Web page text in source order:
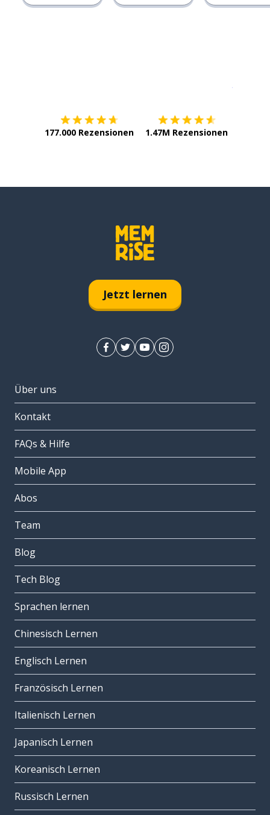
177.000 Rezensionen 1.47M Rezensionen
Jetzt lernen
Über uns
Kontakt
FAQs & Hilfe
Mobile App
Abos
Team
Blog
Tech Blog
Sprachen lernen
Chinesisch Lernen
Englisch Lernen
Französisch Lernen
Italienisch Lernen
Japanisch Lernen
Koreanisch Lernen
Russisch Lernen